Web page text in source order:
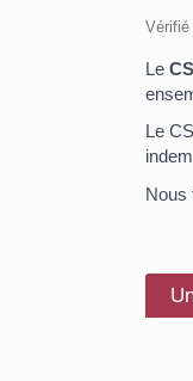
Vérifié
Le
Le
Nous